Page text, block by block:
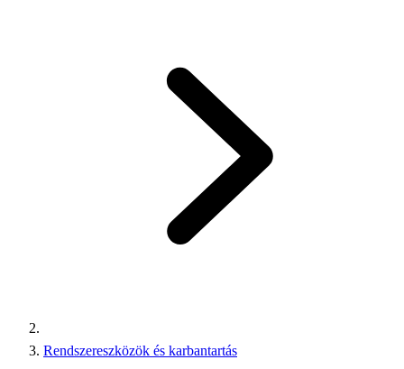
Rendszereszközök és karbantartás